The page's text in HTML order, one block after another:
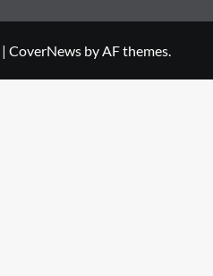
| CoverNews by AF themes.